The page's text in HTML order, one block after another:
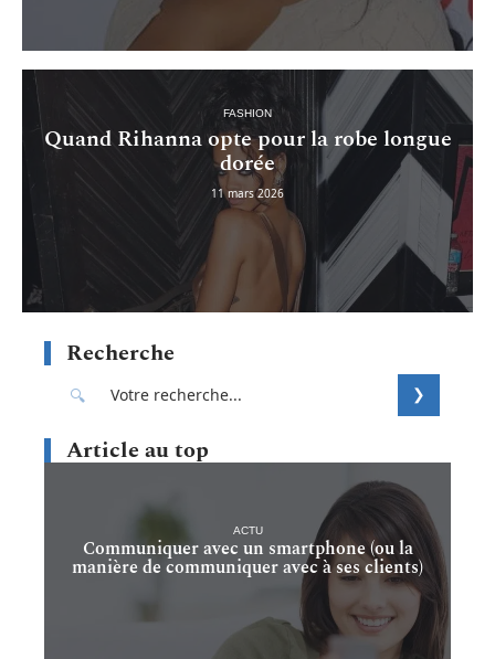
FASHION
Quand Rihanna opte pour la robe longue
dorée
11 mars 2026
Recherche
Article au top
ACTU
Communiquer avec un smartphone (ou la
manière de communiquer avec à ses clients)